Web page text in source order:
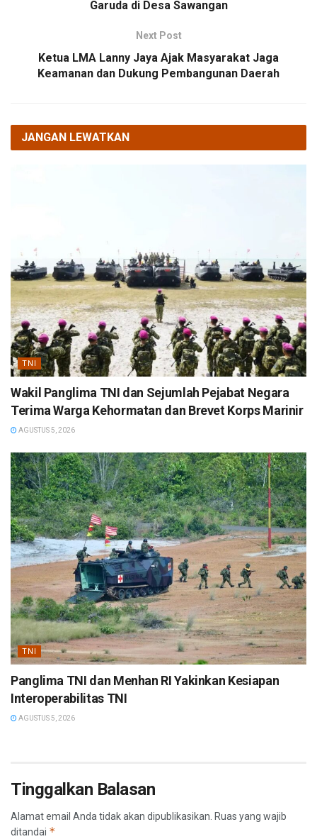
Garuda di Desa Sawangan
Next Post
Ketua LMA Lanny Jaya Ajak Masyarakat Jaga
Keamanan dan Dukung Pembangunan Daerah
JANGAN LEWATKAN
TNI
Wakil Panglima TNI dan Sejumlah Pejabat Negara
Terima Warga Kehormatan dan Brevet Korps Marinir
AGUSTUS 5, 2026
TNI
Panglima TNI dan Menhan RI Yakinkan Kesiapan
Interoperabilitas TNI
AGUSTUS 5, 2026
Tinggalkan Balasan
Alamat email Anda tidak akan dipublikasikan. Ruas yang wajib
ditandai *